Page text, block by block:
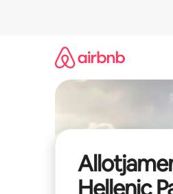
Hellenic